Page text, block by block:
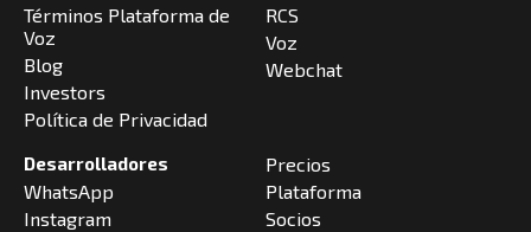
Términos Plataforma de
Voz
Blog
Investors
Política de Privacidad
RCS
Voz
Webchat
Desarrolladores
WhatsApp
Instagram
Precios
Plataforma
Socios